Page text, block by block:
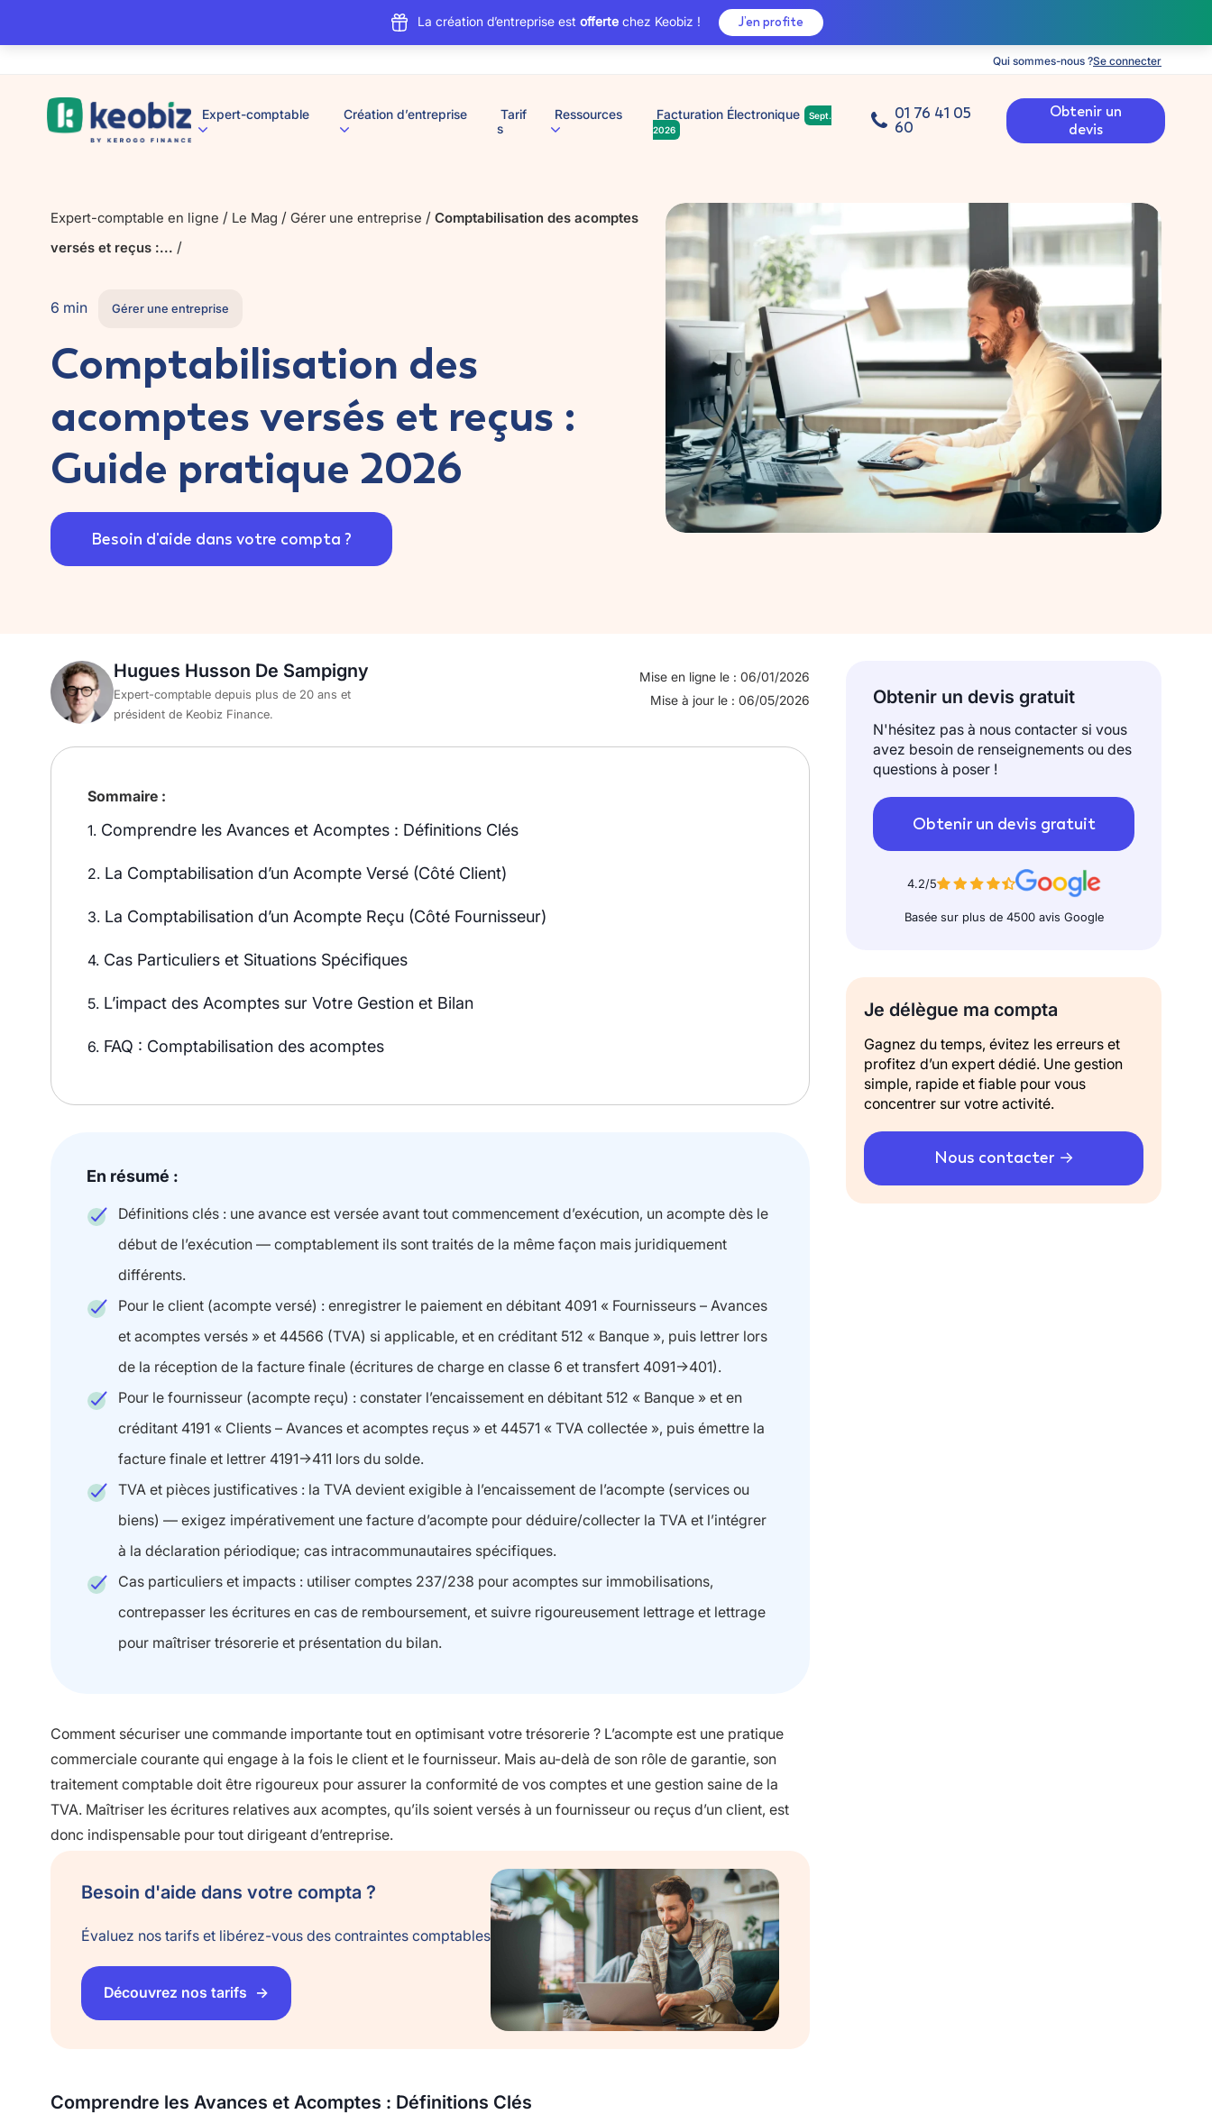
La création d’entreprise est offertechez Keobiz ! J’en profite
Qui sommes-nous ?Se connecter
A
c
c
u
Expert-comptable Création d’entreprise
Tarif
s
Ressources Facturation Électronique
Sept.
2026
01 76 41 05
60
Obtenir un
devis
Expert-comptable en ligne / Le Mag / Gérer une entreprise / Comptabilisation des acomptes
versés et reçus :... /
6 min Gérer une entreprise
Comptabilisation des
acomptes versés et reçus :
Guide pratique 2026
Besoin d'aide dans votre compta ?
Hugues Husson De Sampigny
Expert-comptable depuis plus de 20 ans et
président de Keobiz Finance.
Mise en ligne le : 06/01/2026
Mise à jour le : 06/05/2026
Sommaire :
1. Comprendre les Avances et Acomptes : Définitions Clés
2. La Comptabilisation d’un Acompte Versé (Côté Client)
3. La Comptabilisation d’un Acompte Reçu (Côté Fournisseur)
4. Cas Particuliers et Situations Spécifiques
5. L’impact des Acomptes sur Votre Gestion et Bilan
6. FAQ : Comptabilisation des acomptes
En résumé :
Définitions clés : une avance est versée avant tout commencement d’exécution, un acompte dès le
début de l’exécution — comptablement ils sont traités de la même façon mais juridiquement
différents.
Pour le client (acompte versé) : enregistrer le paiement en débitant 4091 « Fournisseurs – Avances
et acomptes versés » et 44566 (TVA) si applicable, et en créditant 512 « Banque », puis lettrer lors
de la réception de la facture finale (écritures de charge en classe 6 et transfert 4091→401).
Pour le fournisseur (acompte reçu) : constater l’encaissement en débitant 512 « Banque » et en
créditant 4191 « Clients – Avances et acomptes reçus » et 44571 « TVA collectée », puis émettre la
facture finale et lettrer 4191→411 lors du solde.
TVA et pièces justificatives : la TVA devient exigible à l’encaissement de l’acompte (services ou
biens) — exigez impérativement une facture d’acompte pour déduire/collecter la TVA et l’intégrer
à la déclaration périodique; cas intracommunautaires spécifiques.
Cas particuliers et impacts : utiliser comptes 237/238 pour acomptes sur immobilisations,
contrepasser les écritures en cas de remboursement, et suivre rigoureusement lettrage et lettrage
pour maîtriser trésorerie et présentation du bilan.
Comment sécuriser une commande importante tout en optimisant votre trésorerie ? L’acompte est une pratique
commerciale courante qui engage à la fois le client et le fournisseur. Mais au-delà de son rôle de garantie, son
traitement comptable doit être rigoureux pour assurer la conformité de vos comptes et une gestion saine de la
TVA. Maîtriser les écritures relatives aux acomptes, qu’ils soient versés à un fournisseur ou reçus d’un client, est
donc indispensable pour tout dirigeant d’entreprise.
Besoin d'aide dans votre compta ?
Évaluez nos tarifs et libérez-vous des contraintes comptables
Découvrez nos tarifs
Comprendre les Avances et Acomptes : Définitions Clés
Obtenir un devis gratuit
N'hésitez pas à nous contacter si vous
avez besoin de renseignements ou des
questions à poser !
Obtenir un devis gratuit
4.2/5
Basée sur plus de 4500 avis Google
Je délègue ma compta
Gagnez du temps, évitez les erreurs et
profitez d’un expert dédié. Une gestion
simple, rapide et fiable pour vous
concentrer sur votre activité.
Nous contacter